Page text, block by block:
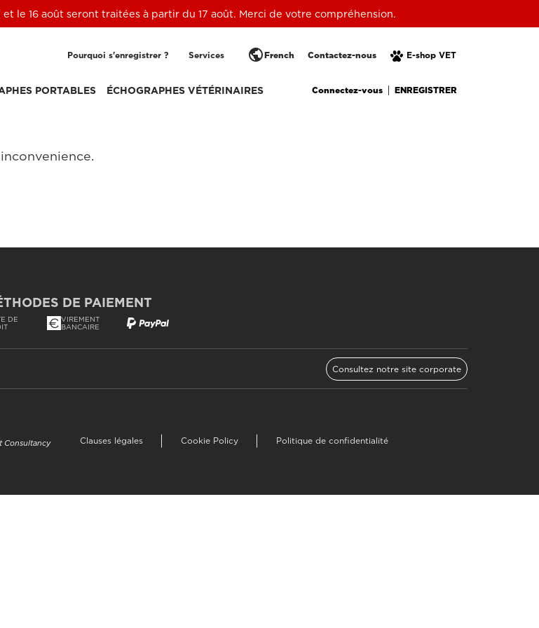
le 16 août seront traitées à partir du 17 août. Merci de votre compréhension.
Pourquoi s'enregistrer ? Services E-shop VET
Contactez-nous
publicFrench
PORTABLES ÉCHOGRAPHES VÉTÉRINAIRES Connectez-vous ENREGISTRER
DE PAIEMENT
DE
VIREMENT
BANCAIRE
Consultez notre site corporate
Consultancy
Clauses légales Cookie Policy Politique de confidentialité